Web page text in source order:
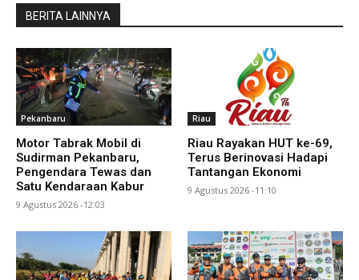
BERITA LAINNYA
Pekanbaru
Motor Tabrak Mobil di
Sudirman Pekanbaru,
Pengendara Tewas dan
Satu Kendaraan Kabur
9 Agustus 2026 -12:03
Riau
Riau Rayakan HUT ke-69,
Terus Berinovasi Hadapi
Tantangan Ekonomi
9 Agustus 2026 -11:10